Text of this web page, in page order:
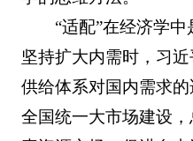
“适配”在经济学
坚持扩大内需时，习
供给体系对国内需求
全国统一大市场建设